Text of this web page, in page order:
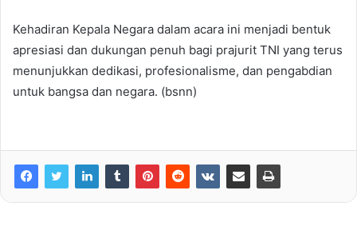
Kehadiran Kepala Negara dalam acara ini menjadi bentuk
apresiasi dan dukungan penuh bagi prajurit TNI yang terus
menunjukkan dedikasi, profesionalisme, dan pengabdian
untuk bangsa dan negara. (bsnn)